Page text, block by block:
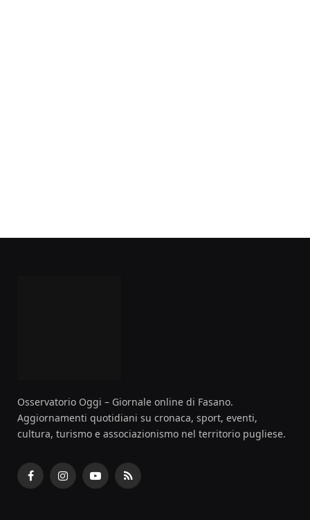
Osservatorio Oggi – Giornale online di Fasano.
Aggiornamenti quotidiani su cronaca, sport, eventi,
cultura, turismo e associazionismo nel territorio pugliese.
FacebookInstagramYouTubeRSS